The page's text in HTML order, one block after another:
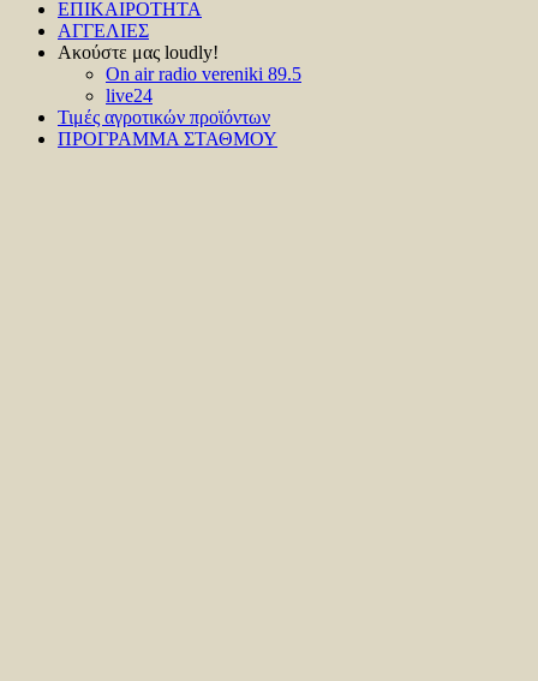
ΕΠΙΚΑΙΡΟΤΗΤΑ
ΑΓΓΕΛΙΕΣ
Ακούστε μας loudly!
On air radio vereniki 89.5
live24
Τιμές αγροτικών προϊόντων
ΠΡΟΓΡΑΜΜΑ ΣΤΑΘΜΟΥ